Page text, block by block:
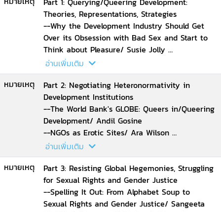
Theories, Representations, Strategies
--Why the Development Industry Should Get
Over its Obsession with Bad Sex and Start to
Think about Pleasure/ Susie Jolly
--Transgendering Development: Reframing
Hijras and Development/ Jyoti Puri
--Querying Feminist Economics' Straight Path
to Development: Household Models
Reconsidered/ Suzanne Bergeron.
อ่านเพิ่มเติม
หมายเหตุ
Part 2: Negotiating Heteronormativity in
Development Institutions
--The World Bank's GLOBE: Queers in/Queering
Development/ Andil Gosine
--NGOs as Erotic Sites/ Ara Wilson
--Promoting Exports, Restructuring Love: How
the World Bank Manages Policy Tensions
through Heteronormativity in the Flower
Industry/ Kate Bedford
--'Headless Families' and 'Detoured Men': Off
the Straight Path of Modern Development in
อ่านเพิ่มเติม
หมายเหตุ
Part 3: Resisting Global Hegemonies, Struggling
for Sexual Rights and Gender Justice
--Spelling It Out: From Alphabet Soup to
Sexual Rights and Gender Justice/ Sangeeta